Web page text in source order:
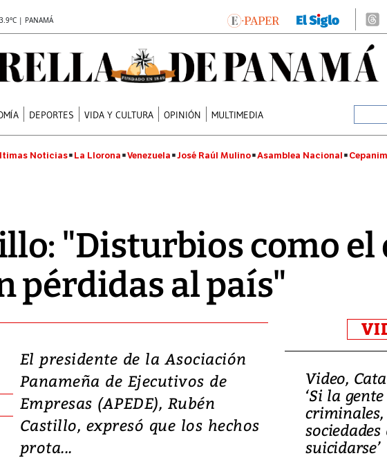
| PANAMÁ
DEPORTES VIDA Y CULTURA OPINIÓN MULTIMEDIA
Noticias La Llorona Venezuela José Raúl Mulino Asamblea Nacional Cepanim
"Disturbios como el
pérdidas al país"
El presidente de la Asociación
Panameña de Ejecutivos de
Empresas (APEDE), Rubén
Castillo, expresó que los hechos
prota...
Video, Japón: Terremoto
deja heridos y graves
daños en Kumamoto
Video,
‘Si la
sociedades
suicidarse’